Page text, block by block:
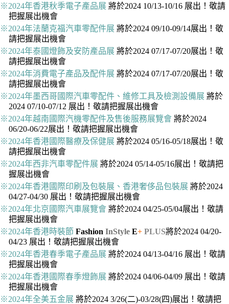
※2024年香港秋季電子產品展 將於2024 10/13-10/16 展出！敬請
把握展出機會
※2024年法蘭克福汽車零配件展 將於2024 09/10-09/14展出！敬
請把握展出機會
※2024年泰國燈飾及安防產品展 將於2024 07/17-07/20展出！敬
請把握展出機會
※2024年消費電子產品及配件展 將於2024 07/17-07/20展出！敬
請把握展出機會
※2024年墨西哥國際汽車零配件、維修工具及檢測設備展 將於
2024 07/10-07/12 展出！敬請把握展出機會
※2024年越南國際汽機零配件及售後服務展覽會 將於2024
06/20-06/22展出！敬請把握展出機會
※2024年香港國際醫療及保健展 將於2024 05/16-05/18展出！敬
請把握展出機會
※2024年西非汽車零配件展 將於2024 05/14-05/16展出！敬請把
握展出機會
※2024年香港國際印刷及包裝展、香港奢侈品包裝展 將於2024
04/27-04/30 展出！敬請把握展出機會
※2024年北京國際汽車展覽會 將於2024 04/25-05/04展出！敬請
把握展出機會
※2024年香港時裝節 Fashion InStyle E+ PLUS將於2024 04/20-
04/23 展出！敬請把握展出機會
※2024年香港春季電子產品展 將於2024 04/13-04/16 展出！敬請
把握展出機會
※2024年香港國際春季燈飾展 將於2024 04/06-04/09 展出！敬請
把握展出機會
※2024年全美五金展 將於2024 3/26(二)-03/28(四)展出！敬請把